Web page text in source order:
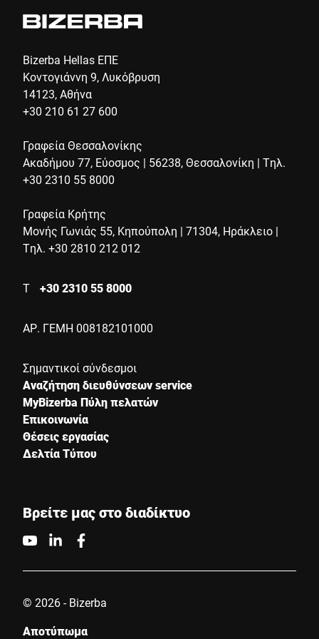
Υποβολή
Bizerba Hellas ΕΠΕ
Κοντογιάννη 9, Λυκόβρυση
14123, Αθήνα
+30 210 61 27 600
Γραφεία Θεσσαλονίκης
Ακαδήμου 77, Εύοσμος | 56238, Θεσσαλονίκη | Τηλ.
+30 2310 55 8000
Γραφεία Κρήτης
Μονής Γωνιάς 55, Κηπούπολη | 71304, Ηράκλειο |
Τηλ. +30 2810 212 012
Τ +30 2310 55 8000
ΑΡ. ΓΕΜΗ 008182101000
Σημαντικοί σύνδεσμοι
Αναζήτηση διευθύνσεων service
MyBizerba Πύλη πελατών
Επικοινωνία
Θέσεις εργασίας
Δελτία Τύπου
Βρείτε μας στο διαδίκτυο
© 2026 - Bizerba
Αποτύπωμα